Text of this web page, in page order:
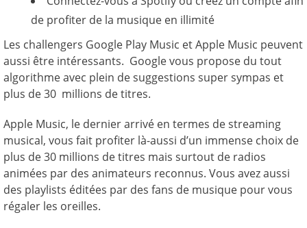
de profiter de la musique en illimité
Les challengers Google Play Music et Apple Music peuvent
aussi être intéressants. Google vous propose du tout
algorithme avec plein de suggestions super sympas et
plus de 30 millions de titres.
Apple Music, le dernier arrivé en termes de streaming
musical, vous fait profiter là-aussi d’un immense choix de
plus de 30 millions de titres mais surtout de radios
animées par des animateurs reconnus. Vous avez aussi
des playlists éditées par des fans de musique pour vous
régaler les oreilles.